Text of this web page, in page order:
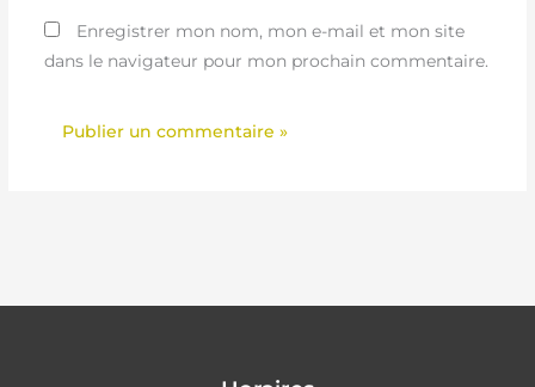
Enregistrer mon nom, mon e-mail et mon site
dans le navigateur pour mon prochain commentaire.